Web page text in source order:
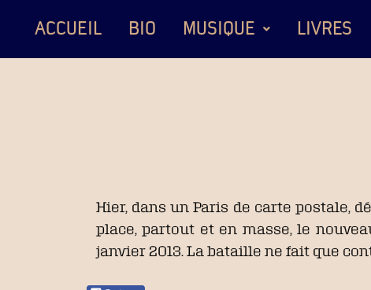
ACCUEIL BIO MUSIQUE LIVRES
Hier, dans un Paris de carte postale,
place, partout et en masse, le
janvier 2013. La bataille ne fait que